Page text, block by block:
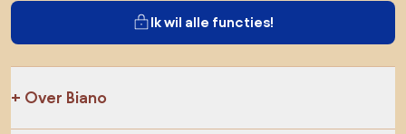
Ik wil alle functies!
Over Biano